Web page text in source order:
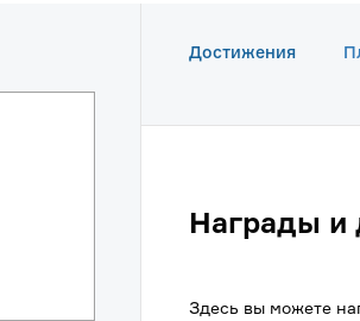
Достижения
Награды и
Здесь вы можете